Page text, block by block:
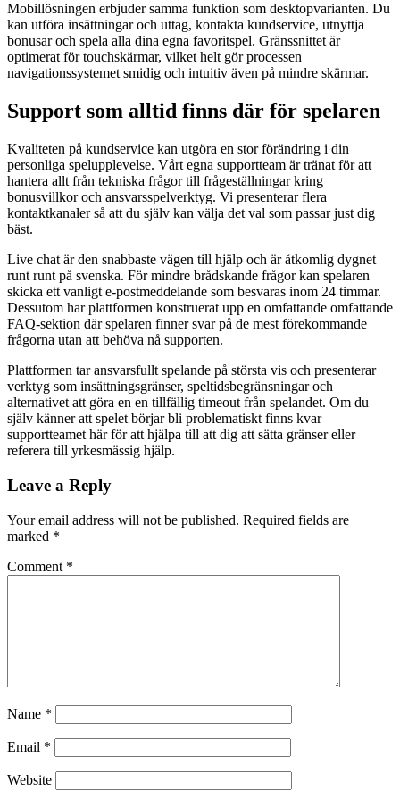
Mobillösningen erbjuder samma funktion som desktopvarianten. Du
kan utföra insättningar och uttag, kontakta kundservice, utnyttja
bonusar och spela alla dina egna favoritspel. Gränssnittet är
optimerat för touchskärmar, vilket helt gör processen
navigationssystemet smidig och intuitiv även på mindre skärmar.
Support som alltid finns där för spelaren
Kvaliteten på kundservice kan utgöra en stor förändring i din
personliga spelupplevelse. Vårt egna supportteam är tränat för att
hantera allt från tekniska frågor till frågeställningar kring
bonusvillkor och ansvarsspelverktyg. Vi presenterar flera
kontaktkanaler så att du själv kan välja det val som passar just dig
bäst.
Live chat är den snabbaste vägen till hjälp och är åtkomlig dygnet
runt runt på svenska. För mindre brådskande frågor kan spelaren
skicka ett vanligt e-postmeddelande som besvaras inom 24 timmar.
Dessutom har plattformen konstruerat upp en omfattande omfattande
FAQ-sektion där spelaren finner svar på de mest förekommande
frågorna utan att behöva nå supporten.
Plattformen tar ansvarsfullt spelande på största vis och presenterar
verktyg som insättningsgränser, speltidsbegränsningar och
alternativet att göra en en tillfällig timeout från spelandet. Om du
själv känner att spelet börjar bli problematiskt finns kvar
supportteamet här för att hjälpa till att dig att sätta gränser eller
referera till yrkesmässig hjälp.
Leave a Reply
Your email address will not be published. Required fields are
marked *
Comment *
Name *
Email *
Website